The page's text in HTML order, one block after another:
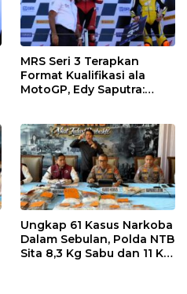
MRS Seri 3 Terapkan
Format Kualifikasi ala
MotoGP, Edy Saputra:
Ungkap 61 Kasus Narkoba
Dalam Sebulan, Polda NTB
Sita 8,3 Kg Sabu dan 11 Kg